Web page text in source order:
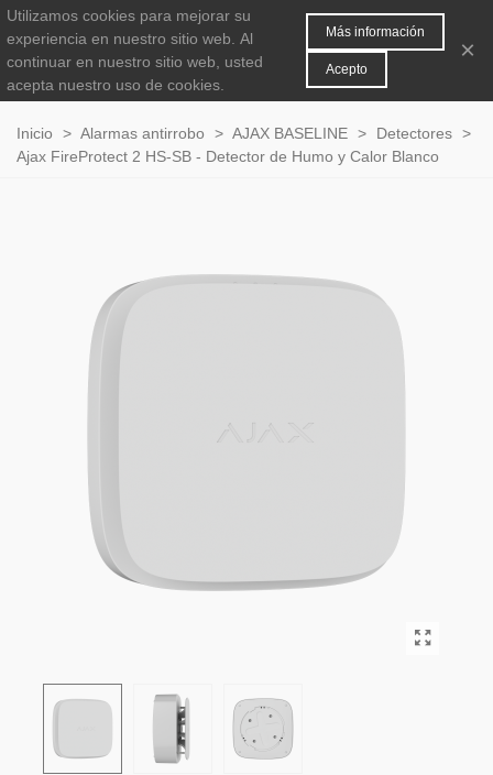
0
Inicio > Alarmas antirrobo > AJAX BASELINE > Detectores >
Ajax FireProtect 2 HS-SB - Detector de Humo y Calor Blanco
Utilizamos cookies para mejorar su
experiencia en nuestro sitio web. Al
continuar en nuestro sitio web, usted
acepta nuestro uso de cookies.
Más información
Acepto
×